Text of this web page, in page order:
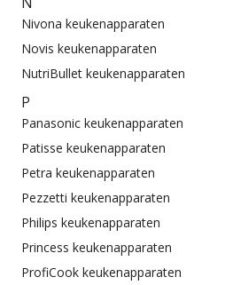
Nivona keukenapparaten
Novis keukenapparaten
NutriBullet keukenapparaten
P
Panasonic keukenapparaten
Patisse keukenapparaten
Petra keukenapparaten
Pezzetti keukenapparaten
Philips keukenapparaten
Princess keukenapparaten
ProfiCook keukenapparaten